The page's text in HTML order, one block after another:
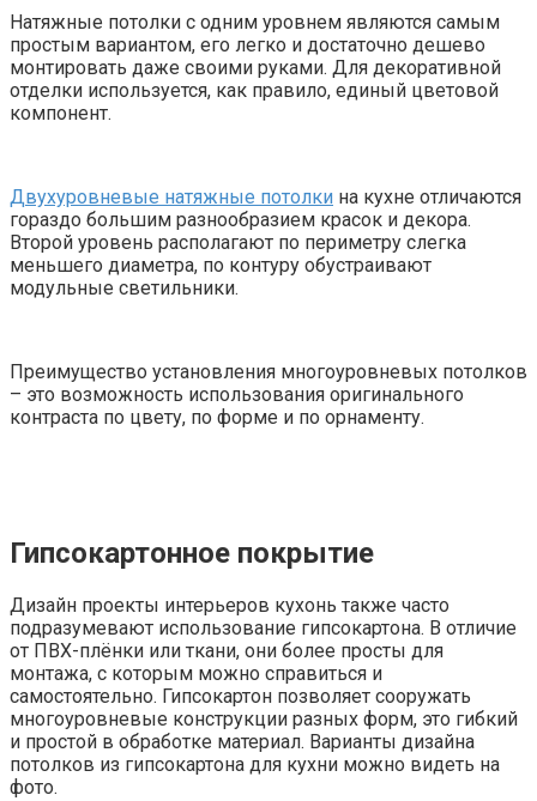
Натяжные потолки с одним уровнем являются самым
простым вариантом, его легко и достаточно дешево
монтировать даже своими руками. Для декоративной
отделки используется, как правило, единый цветовой
компонент.
Двухуровневые натяжные потолки на кухне отличаются
гораздо большим разнообразием красок и декора.
Второй уровень располагают по периметру слегка
меньшего диаметра, по контуру обустраивают
модульные светильники.
Преимущество установления многоуровневых потолков
– это возможность использования оригинального
контраста по цвету, по форме и по орнаменту.
Гипсокартонное покрытие
Дизайн проекты интерьеров кухонь также часто
подразумевают использование гипсокартона. В отличие
от ПВХ-плёнки или ткани, они более просты для
монтажа, с которым можно справиться и
самостоятельно. Гипсокартон позволяет сооружать
многоуровневые конструкции разных форм, это гибкий
и простой в обработке материал. Варианты дизайна
потолков из гипсокартона для кухни можно видеть на
фото.